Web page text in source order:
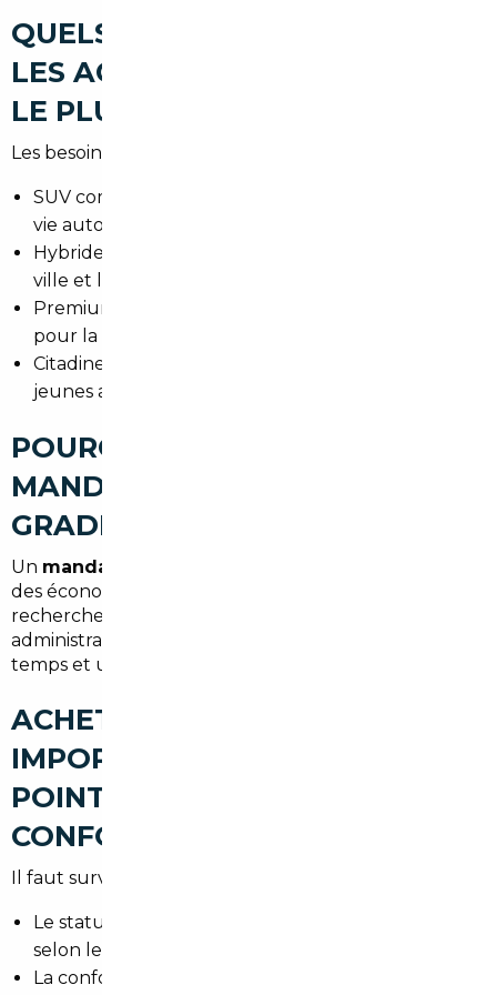
QUELS TYPES DE VOITURES
LES ACHETEURS RECHERCHENT
LE PLUS À GRADIGNAN
Les besoins varient selon le profil :
SUV compacts pour les familles (pratiques pour la
vie autour de Bordeaux).
Hybrides et petites électriques pour les trajets en
ville et la conscience écologique.
Premium (Audi, BMW, Mercedes) très demandés
pour la route et le confort.
Citadines maniables et économiques pour les
jeunes actifs et déplacements quotidiens.
POURQUOI FAIRE APPEL À UN
MANDATAIRE AUTO À
GRADIGNAN
Un mandataire auto Gradignan
des économies significatives, d'éviter les longues
recherches et d'obtenir un accompagnement
administratif complet. C'est un véritable gain de
temps et un filet de sécurité pour l'acheteur.
ACHETER UNE VOITURE
IMPORTÉE À GRADIGNAN : LES
POINTS DE VIGILANCE (TVA,
CONFORMITÉ, CARTE GRISE)
Il faut surveiller :
Le statut TVA du véhicule (déductible ou non
selon le pays et le vendeur).
La conformité aux normes françaises